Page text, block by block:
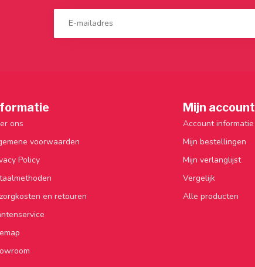
ons
voorwaarden
Policy
en retouren
Mijn account
Account informatie
Mijn bestellingen
Mijn verlanglijst
Vergelijk
Alle producten